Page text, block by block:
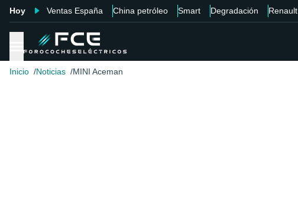
Hoy Ventas España China petróleo Smart Degradación Renault
Inicio Noticias MINI Aceman